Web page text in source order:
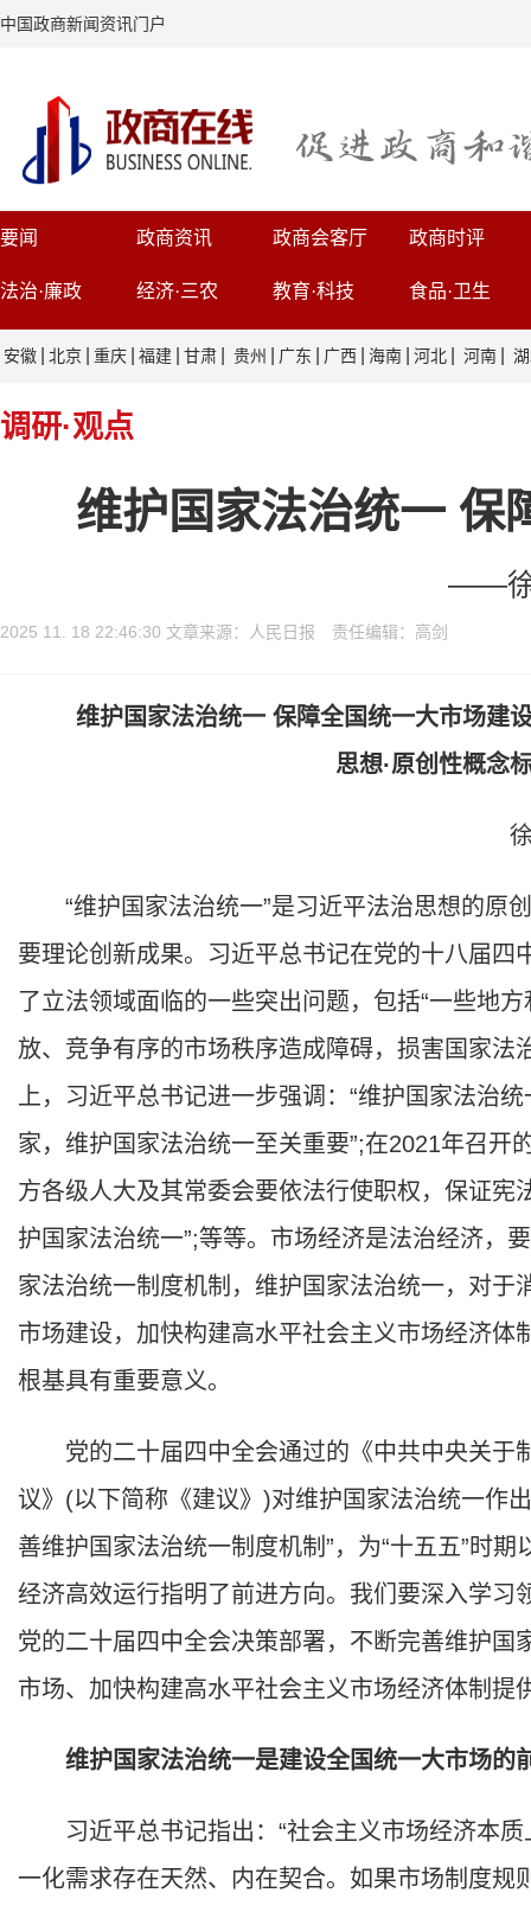
中国政商新闻资讯门户
要闻 政商资讯 政商会客厅 政商时评
法治·廉政 经济·三农 教育·科技 食品·卫生
安徽 北京 重庆 福建 甘肃 贵州 广东 广西 海南 河北 河南
调研·观点
维护国家法治统一 保
——
2025 11. 18 22:46:30 文章来源：人民日报 责任编辑：高剑
维护国家法治统一 保障全国统一大市场建
思想·原创性概念
徐
“维护国家法治统一”是习近平法治思想的原
要理论创新成果。习近平总书记在党的十八届四
了立法领域面临的一些突出问题，包括“一些地
放、竞争有序的市场秩序造成障碍，损害国家法
上，习近平总书记进一步强调：“维护国家法治
家，维护国家法治统一至关重要”;在2021年召开
方各级人大及其常委会要依法行使职权，保证
护国家法治统一”;等等。市场经济是法治经济，
家法治统一制度机制，维护国家法治统一，对
市场建设，加快构建高水平社会主义市场经济
根基具有重要意义。
党的二十届四中全会通过的《中共中央关于
议》(以下简称《建议》)对维护国家法治统一作
善维护国家法治统一制度机制”，为“十五五”时
经济高效运行指明了前进方向。我们要深入学
党的二十届四中全会决策部署，不断完善维护
市场、加快构建高水平社会主义市场经济体制提
维护国家法治统一是建设全国统一大市场的
习近平总书记指出：“社会主义市场经济本质
一化需求存在天然、内在契合。如果市场制度